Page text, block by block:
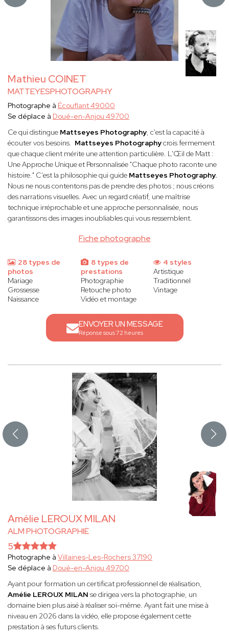
Mathieu COINET
MATTEYESPHOTOGRAPHY
Fiche photographe
Photographe à Écouflant 49000
Se déplace à Doué-en-Anjou 49700
Ce qui distingue Mattseyes Photography, c'est la capacité à
écouter vos besoins. Mattseyes Photographycrois fermement
que chaque client mérite une attention particulière. L'Œil de Matt :
Une Approche Unique et Personnalisée "Chaque photo raconte une
histoire." C'est la philosophie qui guide Mattseyes Photography.
Nous ne nous contentons pas de prendre des photos ; nous créons
des narrations visuelles. Avec un regard créatif, une maîtrise
technique irréprochable et une approche personnalisée, nous
garantissons des images inoubliables qui vous ressemblent.
28 types de
photos
Mariage
Grossesse
Naissance
8 types de
prestations
Photographie
Retouche photo
Vidéo et montage
4 styles
Artistique
Traditionnel
Vintage
ENVOYER UN MESSAGE
Réponse sous 72 heures
Amélie LEROUX MILAN
ALM PHOTOGRAPHIE
5
Photographe à Villaines-Les-Rochers 37190
Se déplace à Doué-en-Anjou 49700
Ayant pour formation un certificat professionnel de réalisation,
Amélie LEROUX MILAN se dirigea vers la photographie, un
domaine bien plus aisé à réaliser soi-même. Ayant fait une mise à
niveau en 2026 dans la vidéo, elle propose également cette
prestation à ses futurs clients.